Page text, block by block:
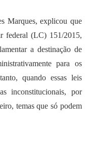
Marques, explicou que
federal (LC) 151/2015,
a destinação de
para os
quando essas leis
inconstitucionais, por
temas que só podem